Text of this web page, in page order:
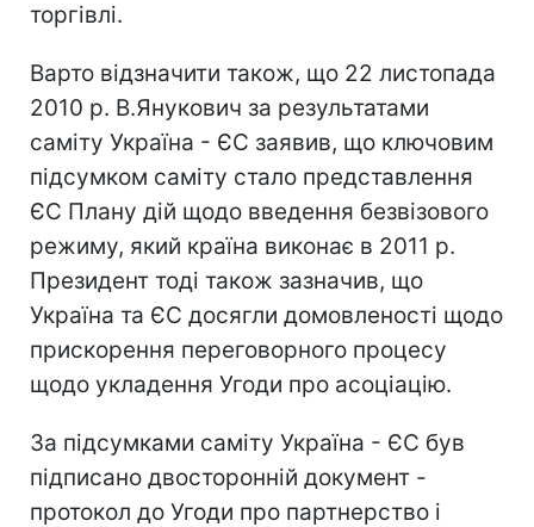
торгівлі.
Варто відзначити також, що 22 листопада
2010 р. В.Янукович за результатами
саміту Україна - ЄС заявив, що ключовим
підсумком саміту стало представлення
ЄС Плану дій щодо введення безвізового
режиму, який країна виконає в 2011 р.
Президент тоді також зазначив, що
Україна та ЄС досягли домовленості щодо
прискорення переговорного процесу
щодо укладення Угоди про асоціацію.
За підсумками саміту Україна - ЄС був
підписано двосторонній документ -
протокол до Угоди про партнерство і